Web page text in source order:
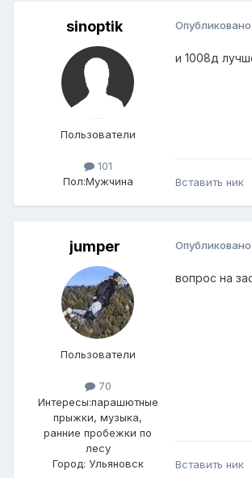
sinoptik
Пользователи
101
Пол:Мужчина
Опубликовано
и 1008д
Вставить ник
jumper
Пользователи
70
Интересы:парашютные
прыжки, музыка,
ранние пробежки по
лесу
Город: Ульяновск
Опубликовано
вопрос на
Вставить ник